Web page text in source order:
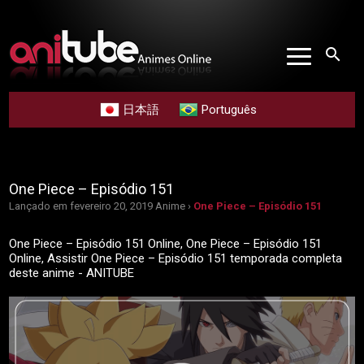
search
日本語 Português
One Piece – Episódio 151
Lançado em fevereiro 20, 2019 Anime › One Piece – Episódio 151
One Piece – Episódio 151 Online, One Piece – Episódio 151
Online, Assistir One Piece – Episódio 151 temporada completa
deste anime - ANITUBE